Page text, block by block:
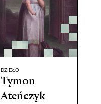
DZIEŁO
Tymon
Ateńczyk